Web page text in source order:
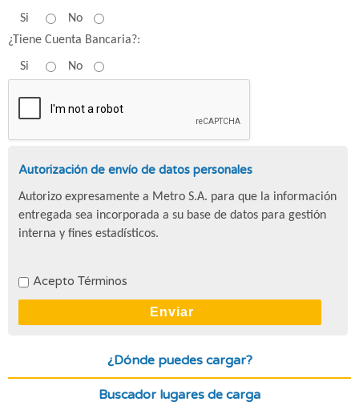
Si
No
¿Tiene Cuenta Bancaria?:
Si No
Autorización de envío de datos personales
Autorizo expresamente a Metro S.A. para que la información
entregada sea incorporada a su base de datos para gestión
interna y fines estadísticos.
Acepto Términos
¿Dónde puedes cargar?
Buscador lugares de carga